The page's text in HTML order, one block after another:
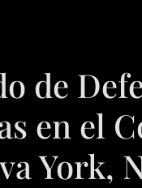
de
en el
York,